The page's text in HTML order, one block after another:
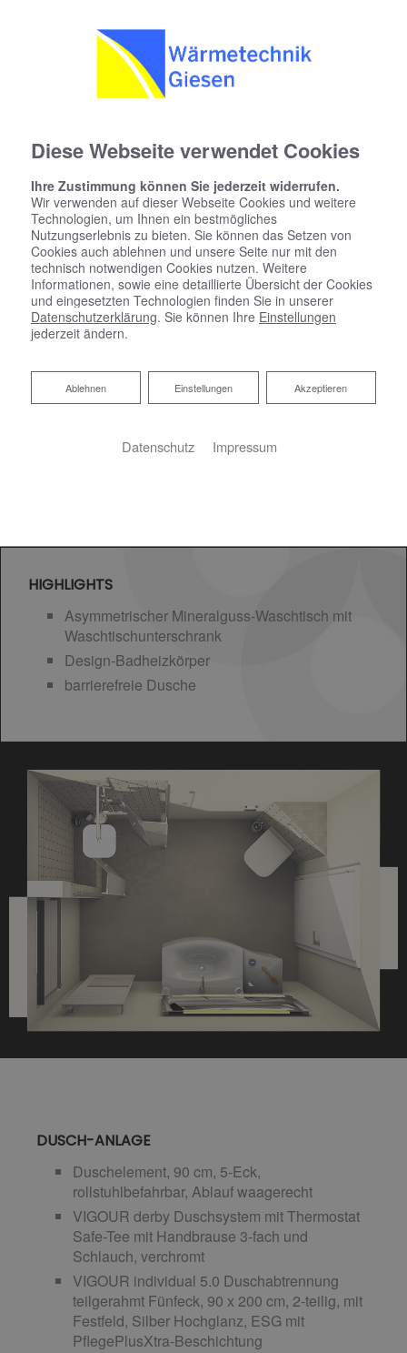
Startseite »Bad»Badinspiration & Musterbäder»Komfort-Bad 4,6 ㎡
Komfort-Bad 4,6 ㎡
HIGHLIGHTS
Asymmetrischer Mineralguss-Waschtisch mit
Waschtischunterschrank
Design-Badheizkörper
barrierefreie Dusche
DUSCH-ANLAGE
Duschelement, 90 cm, 5-Eck,
rollstuhlbefahrbar, Ablauf waagerecht
VIGOUR derby Duschsystem mit Thermostat
Safe-Tee mit Handbrause 3-fach und
Schlauch, verchromt
VIGOUR individual 5.0 Duschabtrennung
teilgerahmt Fünfeck, 90 x 200 cm, 2-teilig, mit
Festfeld, Silber Hochglanz, ESG mit
PflegePlusXtra-Beschichtung
Diese Webseite verwendet Cookies
Ihre Zustimmung können Sie jederzeit widerrufen.
Wir verwenden auf dieser Webseite Cookies und weitere
Technologien, um Ihnen ein bestmögliches
Nutzungserlebnis zu bieten. Sie können das Setzen von
Cookies auch ablehnen und unsere Seite nur mit den
technisch notwendigen Cookies nutzen. Weitere
Informationen, sowie eine detaillierte Übersicht der Cookies
und eingesetzten Technologien finden Sie in unserer
Datenschutzerklärung. Sie können Ihre Einstellungen
jederzeit ändern.
Akzeptieren
Einstellungen
Ablehnen
Ablehnen
Datenschutz Impressum